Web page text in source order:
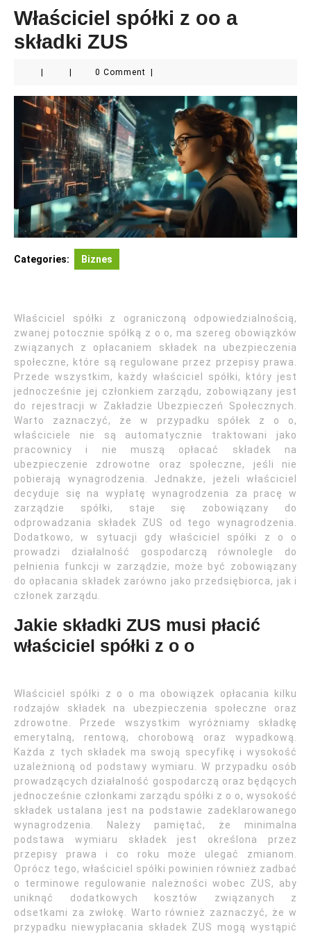
Właściciel spółki z oo a
składki ZUS
0 Comment
Categories: Biznes
Właściciel spółki z ograniczoną odpowiedzialnością,
zwanej potocznie spółką z o o, ma szereg obowiązków
związanych z opłacaniem składek na ubezpieczenia
społeczne, które są regulowane przez przepisy prawa.
Przede wszystkim, każdy właściciel spółki, który jest
jednocześnie jej członkiem zarządu, zobowiązany jest
do rejestracji w Zakładzie Ubezpieczeń Społecznych.
Warto zaznaczyć, że w przypadku spółek z o o,
właściciele nie są automatycznie traktowani jako
pracownicy i nie muszą opłacać składek na
ubezpieczenie zdrowotne oraz społeczne, jeśli nie
pobierają wynagrodzenia. Jednakże, jeżeli właściciel
decyduje się na wypłatę wynagrodzenia za pracę w
zarządzie spółki, staje się zobowiązany do
odprowadzania składek ZUS od tego wynagrodzenia.
Dodatkowo, w sytuacji gdy właściciel spółki z o o
prowadzi działalność gospodarczą równolegle do
pełnienia funkcji w zarządzie, może być zobowiązany
do opłacania składek zarówno jako przedsiębiorca, jak i
członek zarządu.
Jakie składki ZUS musi płacić
właściciel spółki z o o
Właściciel spółki z o o ma obowiązek opłacania kilku
rodzajów składek na ubezpieczenia społeczne oraz
zdrowotne. Przede wszystkim wyróżniamy składkę
emerytalną, rentową, chorobową oraz wypadkową.
Każda z tych składek ma swoją specyfikę i wysokość
uzależnioną od podstawy wymiaru. W przypadku osób
prowadzących działalność gospodarczą oraz będących
jednocześnie członkami zarządu spółki z o o, wysokość
składek ustalana jest na podstawie zadeklarowanego
wynagrodzenia. Należy pamiętać, że minimalna
podstawa wymiaru składek jest określona przez
przepisy prawa i co roku może ulegać zmianom.
Oprócz tego, właściciel spółki powinien również zadbać
o terminowe regulowanie należności wobec ZUS, aby
uniknąć dodatkowych kosztów związanych z
odsetkami za zwłokę. Warto również zaznaczyć, że w
przypadku niewypłacania składek ZUS mogą wystąpić